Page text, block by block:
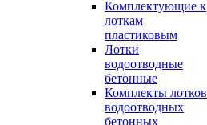
Комплектующие к
лоткам
пластиковым
Лотки
водоотводные
бетонные
Комплекты лотков
водоотводных
бетонных